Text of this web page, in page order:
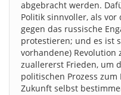
abgebracht werden.
Politik sinnvoller, als vor
gegen das russische
protestieren; und es ist
vorhandene)
zuallererst Frieden, um
politischen Prozess
Zukunft selbst